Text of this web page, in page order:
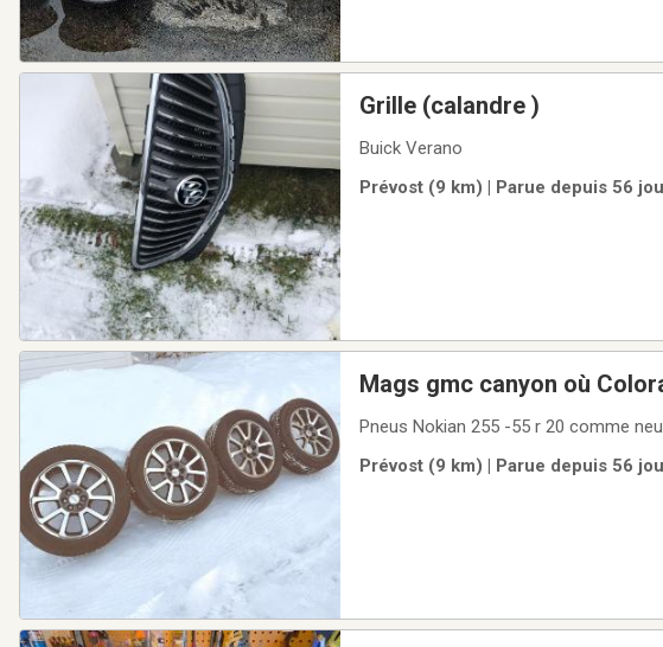
Grille (calandre )
Buick Verano
Prévost (9 km) | Parue depuis 56
Mags gmc canyon où
Pneus Nokian 255 -55 r 20 comme
Prévost (9 km) | Parue depuis 56